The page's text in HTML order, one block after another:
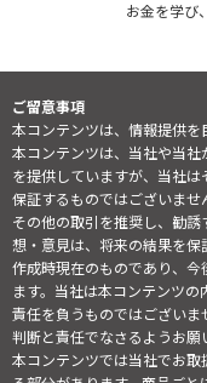
お金を学び
ご留意事項
本コンテンツは、情報提供を
本コンテンツは、当社や当
を提供していますが、当社
保証するものではございませ
その他の取引を推奨し、勧
想・意見は、将来の結果を
作成時現在のものであり、
ます。当社は本コンテンツ
責任を負うものではござい
判断と責任でなさるようお願
本コンテンツでは当社でお